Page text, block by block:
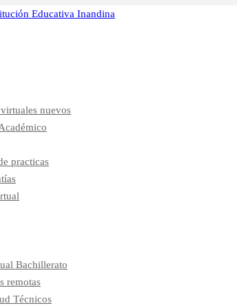
nuevos
practicas
Bachillerato
remotas
Técnicos